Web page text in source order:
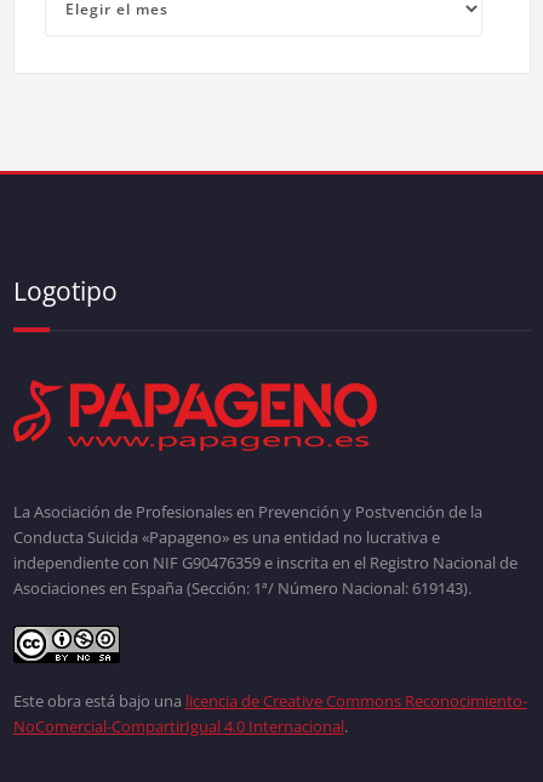
Logotipo
La Asociación de Profesionales en Prevención y Postvención de la
Conducta Suicida «Papageno» es una entidad no lucrativa e
independiente con NIF G90476359 e inscrita en el Registro Nacional de
Asociaciones en España (Sección: 1ª/ Número Nacional: 619143).
Este obra está bajo una licencia de Creative Commons Reconocimiento-
NoComercial-CompartirIgual 4.0 Internacional.